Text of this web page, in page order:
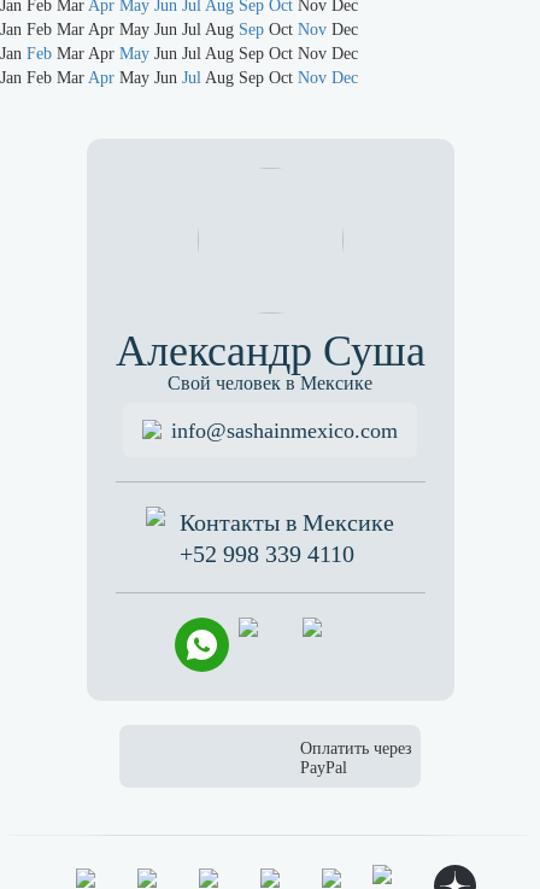
Jan Feb Mar Apr May Jun Jul Aug Sep Oct Nov Dec
Jan Feb Mar Apr May Jun Jul Aug Sep Oct Nov Dec
Jan Feb Mar Apr May Jun Jul Aug Sep Oct Nov Dec
Jan Feb Mar Apr May Jun Jul Aug Sep Oct Nov Dec
Александр Суша
Свой человек в Мексике
info@sashainmexico.com
Контакты в Мексике
+52 998 339 4110